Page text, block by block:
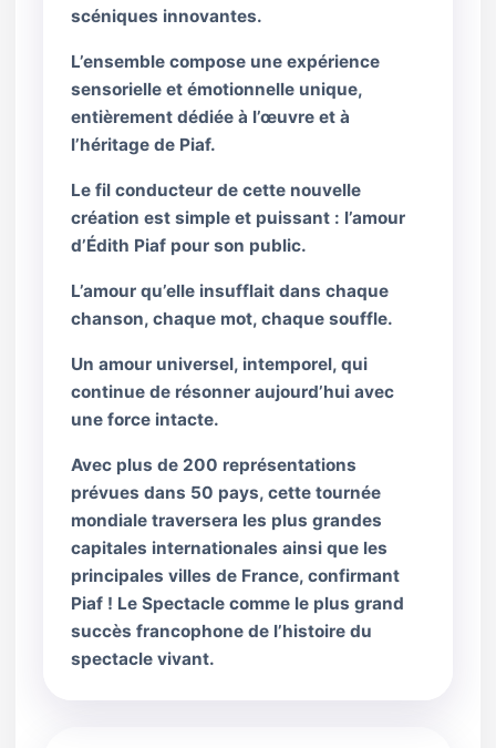
scéniques innovantes.
L’ensemble compose une expérience
sensorielle et émotionnelle unique,
entièrement dédiée à l’œuvre et à
l’héritage de Piaf.
Le fil conducteur de cette nouvelle
création est simple et puissant : l’amour
d’Édith Piaf pour son public.
L’amour qu’elle insufflait dans chaque
chanson, chaque mot, chaque souffle.
Un amour universel, intemporel, qui
continue de résonner aujourd’hui avec
une force intacte.
Avec plus de 200 représentations
prévues dans 50 pays, cette tournée
mondiale traversera les plus grandes
capitales internationales ainsi que les
principales villes de France, confirmant
Piaf ! Le Spectacle comme le plus grand
succès francophone de l’histoire du
spectacle vivant.